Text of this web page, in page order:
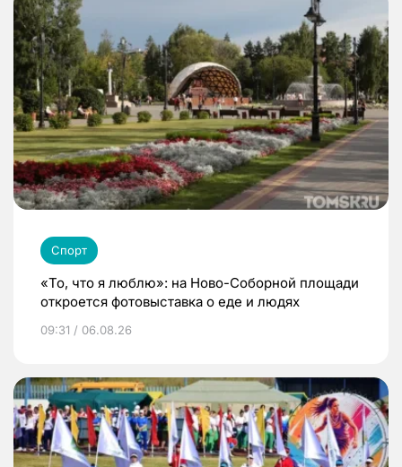
Спорт
«То, что я люблю»: на Ново-Соборной площади
откроется фотовыставка о еде и людях
09:31 / 06.08.26